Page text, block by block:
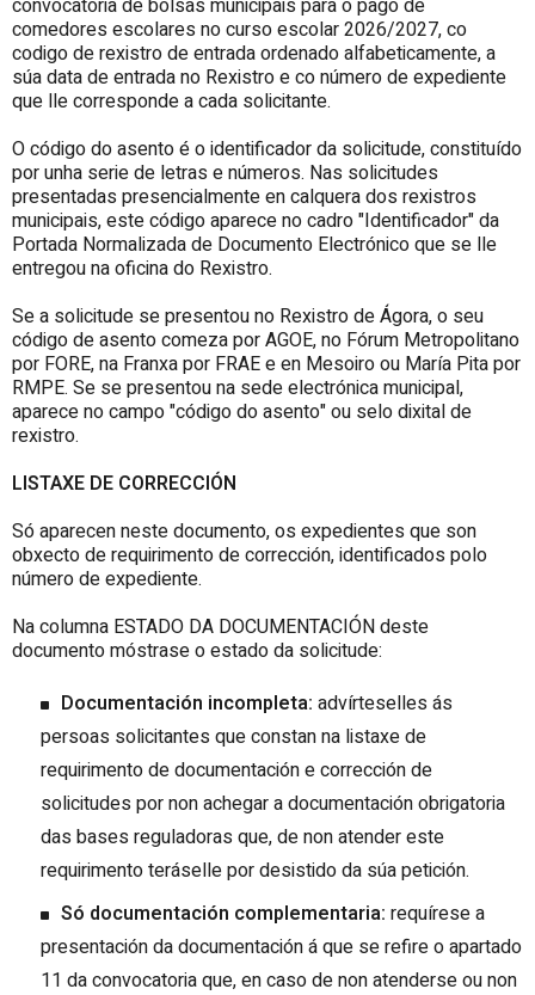
comedores escolares no curso escolar 2026/2027, co
codigo de rexistro de entrada ordenado alfabeticamente, a
súa data de entrada no Rexistro e co número de expediente
que lle corresponde a cada solicitante.
O código do asento é o identificador da solicitude, constituído
por unha serie de letras e números. Nas solicitudes
presentadas presencialmente en calquera dos rexistros
municipais, este código aparece no cadro "Identificador" da
Portada Normalizada de Documento Electrónico que se lle
entregou na oficina do Rexistro.
Se a solicitude se presentou no Rexistro de Ágora, o seu
código de asento comeza por AGOE, no Fórum Metropolitano
por FORE, na Franxa por FRAE e en Mesoiro ou María Pitapor
RMPE. Se se presentou na sede electrónica municipal,
aparece no campo "código do asento" ou selo dixital de
rexistro.
LISTAXE DE CORRECCIÓN
Só aparecen neste documento, os expedientes que son
obxecto de requirimento de corrección, identificados polo
número de expediente.
Na columna ESTADO DA DOCUMENTACIÓN deste
documento móstrase o estado da solicitude:
Documentación incompleta: advírteselles ás
persoas solicitantes que constan na listaxe de
requirimento de documentación e corrección de
solicitudes por non achegar a documentación obrigatoria
das bases reguladoras que, de non atender este
requirimento teráselle por desistido da súa petición.
Só documentación complementaria: requírese a
presentación da documentación á que se refire o apartado
11 da convocatoria que, en caso de non atenderse ou non